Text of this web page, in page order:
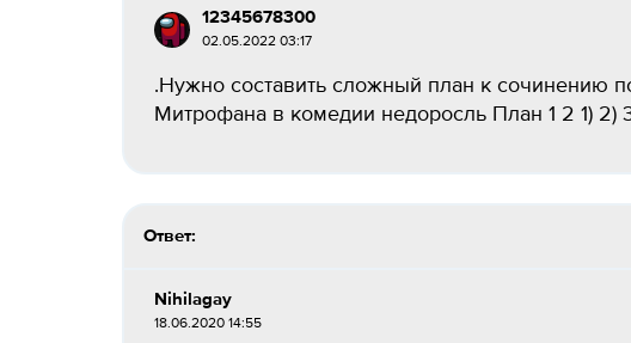
12345678300
02.05.2022 03:17
.Нужно составить сложный план к сочинению
Митрофана в комедии недоросль План 1 2 1) 2)
Ответ:
Nihilagay
18.06.2020 14:55